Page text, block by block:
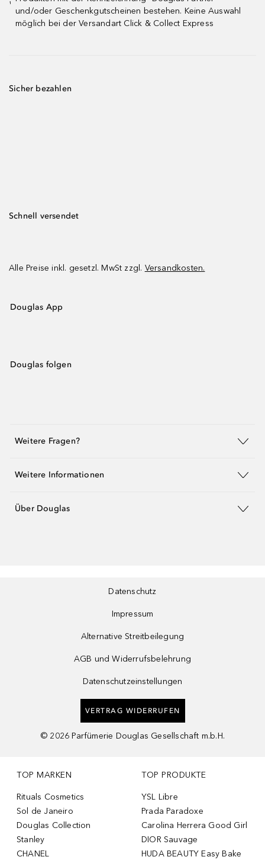
¹
und/oder Geschenkgutscheinen bestehen. Keine Auswahl
möglich bei der Versandart Click & Collect Express
Sicher bezahlen
Schnell versendet
Alle Preise inkl. gesetzl. MwSt zzgl. Versandkosten.
Douglas App
Douglas folgen
Weitere Fragen?
Weitere Informationen
Über Douglas
Datenschutz
Impressum
Alternative Streitbeilegung
AGB und Widerrufsbelehrung
Datenschutzeinstellungen
VERTRAG WIDERRUFEN
© 2026 Parfümerie Douglas Gesellschaft m.b.H.
TOP MARKEN
Rituals Cosmetics
Sol de Janeiro
Douglas Collection
Stanley
CHANEL
TOP PRODUKTE
YSL Libre
Prada Paradoxe
Carolina Herrera Good Girl
DIOR Sauvage
HUDA BEAUTY Easy Bake